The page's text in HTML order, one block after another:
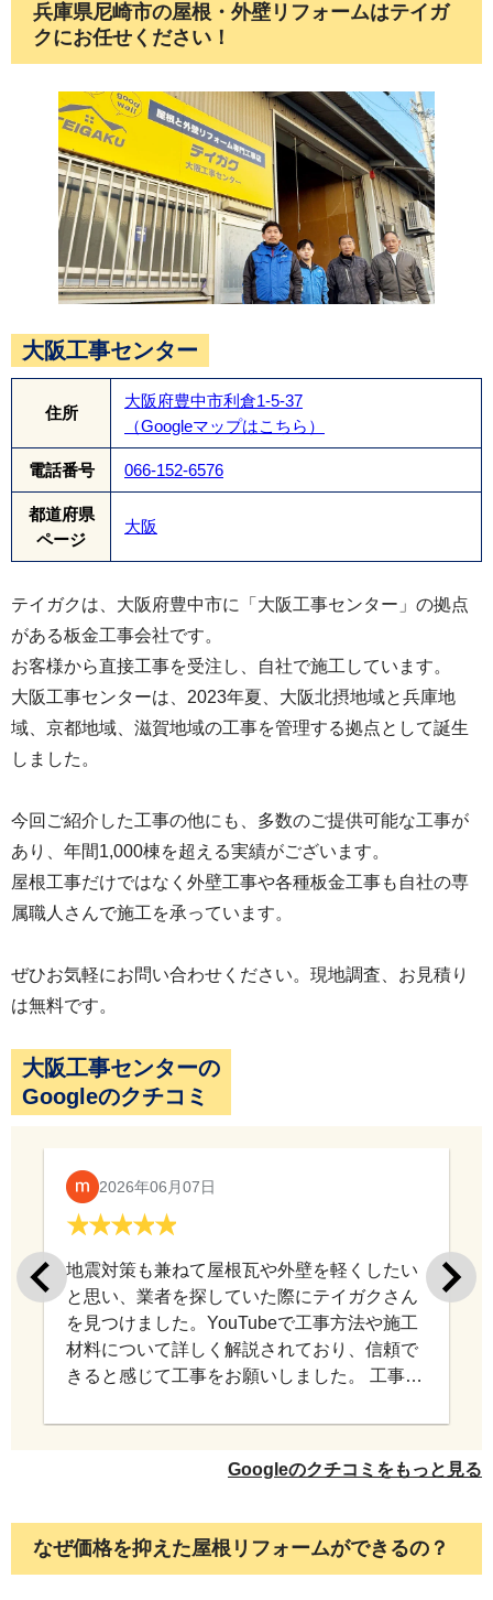
して完成です。
兵庫県尼崎市の屋根・外壁リフォームはテイガ
クにお任せください！
大阪工事センター
住所
大阪府豊中市利倉1-5-37
（Googleマップはこちら）
電話番号 066-152-6576
都道府県
ページ
大阪
テイガクは、大阪府豊中市に「大阪工事センター」の拠点
がある板金工事会社です。
お客様から直接工事を受注し、自社で施工しています。
大阪工事センターは、2023年夏、大阪北摂地域と兵庫地
域、京都地域、滋賀地域の工事を管理する拠点として誕生
しました。
今回ご紹介した工事の他にも、多数のご提供可能な工事が
あり、年間1,000棟を超える実績がございます。
屋根工事だけではなく外壁工事や各種板金工事も自社の専
属職人さんで施工を承っています。
ぜひお気軽にお問い合わせください。現地調査、お見積り
は無料です。
大阪工事センターの
Googleのクチコミ
2026年06月07日
地震対策も兼ねて屋根瓦や外壁を軽くしたい
と思い、業者を探していた際にテイガクさん
を見つけました。YouTubeで工事方法や施工
材料について詳しく解説されており、信頼で
きると感じて工事をお願いしました。 工事中
意図を汲み取りながら進めていただけたので
足しており、工事をお願いして本当に良かっ
だき、ありがとうございました。
Googleのクチコミをもっと見る
なぜ価格を抑えた屋根リフォームができるの？